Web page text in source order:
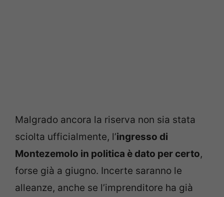
Malgrado ancora la riserva non sia stata
sciolta ufficialmente, l’ingresso di
Montezemolo in politica è dato per certo,
forse già a giugno. Incerte saranno le
alleanze, anche se l’imprenditore ha già